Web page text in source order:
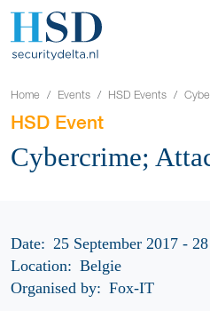
Home Events HSD Events
HSD Event
Cybercrime;
Date: 25 September 2017 -
Location: Belgie
Organised by: Fox-IT